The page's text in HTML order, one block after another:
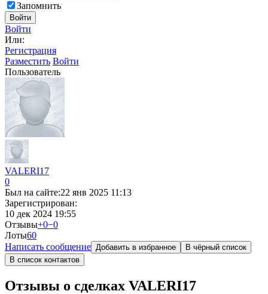
Запомнить
Войти
Войти
Или:
Регистрация
Разместить Войти
Пользователь
VALERI17
0
Был на сайте:22 янв 2025 11:13
Зарегистрирован:
10 дек 2024 19:55
Отзывы+0−0
Лоты60
Написать сообщение Добавить в избранное
В чёрный список
В список контактов
Отзывы о сделках VALERI17